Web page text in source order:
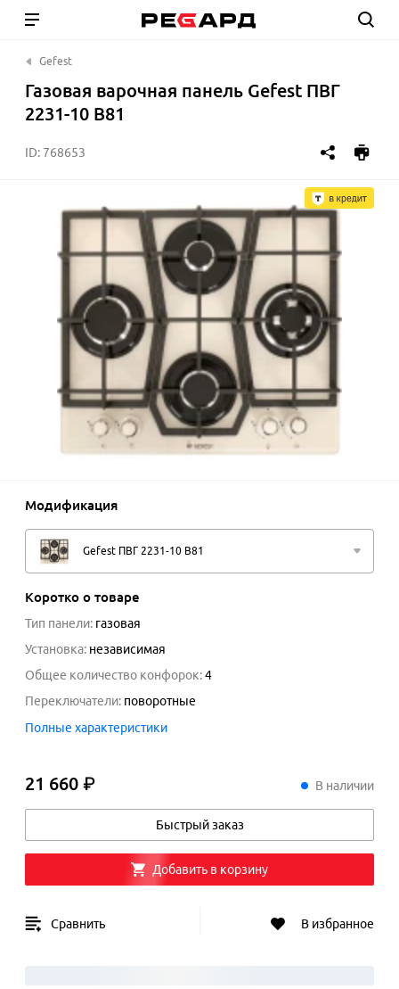
Gefest
Газовая варочная панель Gefest ПВГ
2231-10 В81
ID: 768653
Модификация
Gefest ПВГ 2231-10 В81
Коротко о товаре
Тип панели: газовая
Установка: независимая
Общее количество конфорок:4
Переключатели: поворотные
Полные характеристики
21 660 ₽21 660 ₽ В наличии
Быстрый заказ
Добавить в корзину
Сравнить В избранное